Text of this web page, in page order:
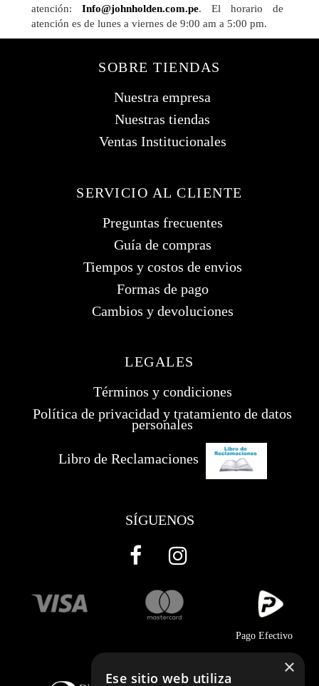
atención: Info@johnholden.com.pe. El horario de
atención es de lunes a viernes de 9:00 am a 5:00 pm.
SOBRE TIENDAS
Nuestra empresa
Nuestras tiendas
Ventas Institucionales
SERVICIO AL CLIENTE
Preguntas frecuentes
Guía de compras
Tiempos y costos de envios
Formas de pago
Cambios y devoluciones
LEGALES
Términos y condiciones
Política de privacidad y tratamiento de datos
personales
Libro de Reclamaciones
SÍGUENOS
Pago Efectivo
×
Ese sitio web utiliza